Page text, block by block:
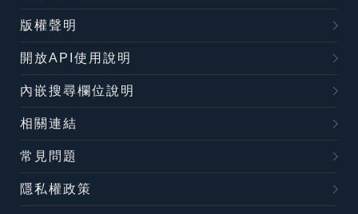
版權聲明
開放API使用說明
內嵌搜尋欄位說明
相關連結
常見問題
隱私權政策